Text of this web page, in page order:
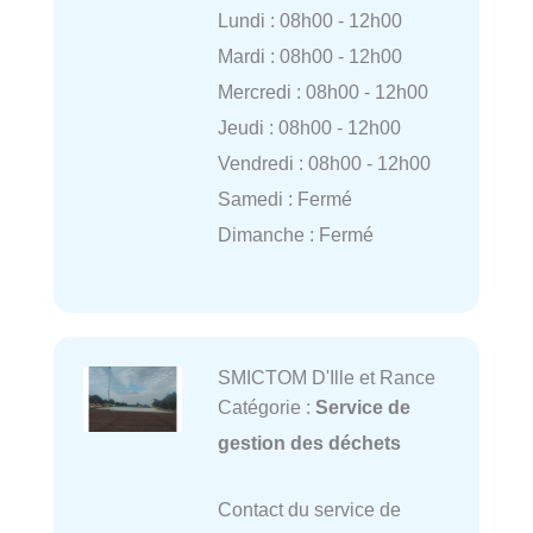
Lundi : 08h00 - 12h00
Mardi : 08h00 - 12h00
Mercredi : 08h00 - 12h00
Jeudi : 08h00 - 12h00
Vendredi : 08h00 - 12h00
Samedi : Fermé
Dimanche : Fermé
SMICTOM D'Ille et Rance
Catégorie : Service de
gestion des déchets
Contact du service de